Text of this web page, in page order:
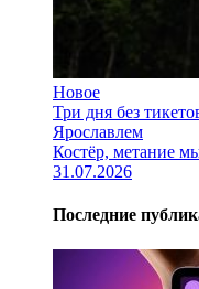
Новое
Три дня без
Ярославлем
Костёр, метание
31.07.2026
Последние